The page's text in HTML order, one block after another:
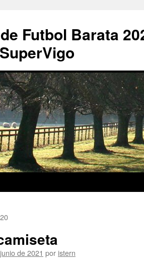
Futbol Barata
de 2021 por istern